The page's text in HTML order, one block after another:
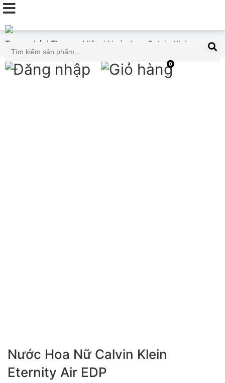
0
Trang chủ / Thương Hiệu / Nước hoa Calvin Klein
Nước Hoa Nữ Calvin Klein
Eternity Air EDP